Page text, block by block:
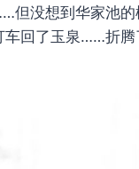
但没想到华家池的
车回了玉泉……折腾